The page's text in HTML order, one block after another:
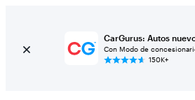
CarGurus: Autos
Con Modo de
150K+